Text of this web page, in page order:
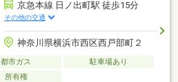
京急本線 日ノ出町駅 徒歩15分
その他の交通
神奈川県横浜市西区西戸部町２
都市ガス
駐車場あり
所有権